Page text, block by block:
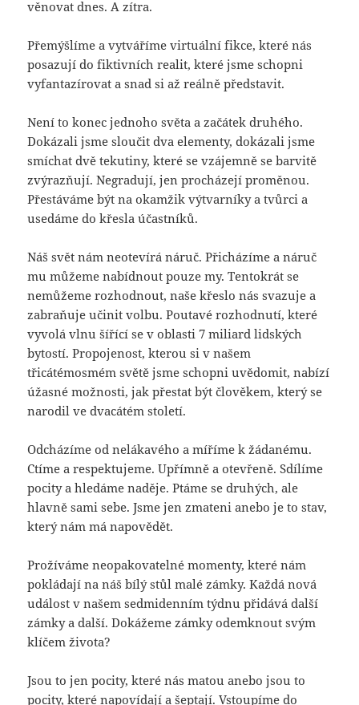
věnovat dnes. A zítra.
Přemýšlíme a vytváříme virtuální fikce, které nás
posazují do fiktivních realit, které jsme schopni
vyfantazírovat a snad si až reálně představit.
Není to konec jednoho světa a začátek druhého.
Dokázali jsme sloučit dva elementy, dokázali jsme
smíchat dvě tekutiny, které se vzájemně se barvitě
zvýrazňují. Negradují, jen procházejí proměnou.
Přestáváme být na okamžik výtvarníky a tvůrci a
usedáme do křesla účastníků.
Náš svět nám neotevírá náruč. Přicházíme a náruč
mu můžeme nabídnout pouze my. Tentokrát se
nemůžeme rozhodnout, naše křeslo nás svazuje a
zabraňuje učinit volbu. Poutavé rozhodnutí, které
vyvolá vlnu šířící se v oblasti 7 miliard lidských
bytostí. Propojenost, kterou si v našem
třicátémosmém světě jsme schopni uvědomit, nabízí
úžasné možnosti, jak přestat být člověkem, který se
narodil ve dvacátém století.
Odcházíme od nelákavého a míříme k žádanému.
Ctíme a respektujeme. Upřímně a otevřeně. Sdílíme
pocity a hledáme naděje. Ptáme se druhých, ale
hlavně sami sebe. Jsme jen zmateni anebo je to stav,
který nám má napovědět.
Prožíváme neopakovatelné momenty, které nám
pokládají na náš bílý stůl malé zámky. Každá nová
událost v našem sedmidenním týdnu přidává další
zámky a další. Dokážeme zámky odemknout svým
klíčem života?
Jsou to jen pocity, které nás matou anebo jsou to
pocity, které napovídají a šeptají. Vstoupíme do